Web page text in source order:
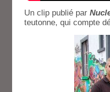
Un clip publié par
teutonne, qui compte